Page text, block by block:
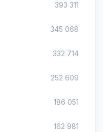
393 311
345 068
332 714
252 609
186 051
162 981